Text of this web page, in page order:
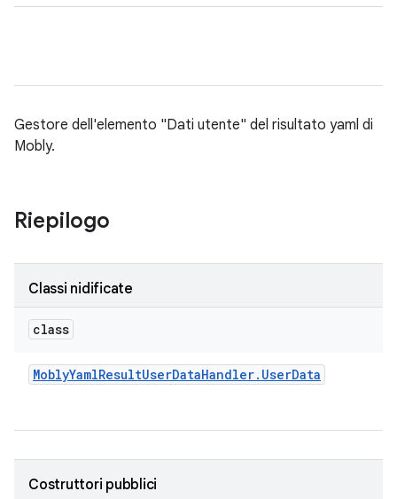
Gestore dell'elemento "Dati utente" del risultato yaml di
Mobly.
Riepilogo
Classi nidificate
class
MoblyYamlResultUserDataHandler. UserData
Costruttori pubblici